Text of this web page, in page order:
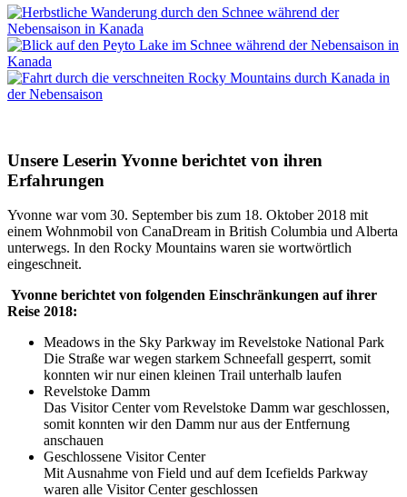
Unsere Leserin Yvonne berichtet von ihren
Erfahrungen
Yvonne war vom 30. September bis zum 18. Oktober 2018 mit
einem Wohnmobil von CanaDream in British Columbia und Alberta
unterwegs. In den Rocky Mountains waren sie wortwörtlich
eingeschneit.
Yvonne berichtet von folgenden Einschränkungen auf ihrer
Reise 2018:
Meadows in the Sky Parkway im Revelstoke National Park
Die Straße war wegen starkem Schneefall gesperrt, somit
konnten wir nur einen kleinen Trail unterhalb laufen
Revelstoke Damm
Das Visitor Center vom Revelstoke Damm war geschlossen,
somit konnten wir den Damm nur aus der Entfernung
anschauen
Geschlossene Visitor Center
Mit Ausnahme von Field und auf dem Icefields Parkway
waren alle Visitor Center geschlossen